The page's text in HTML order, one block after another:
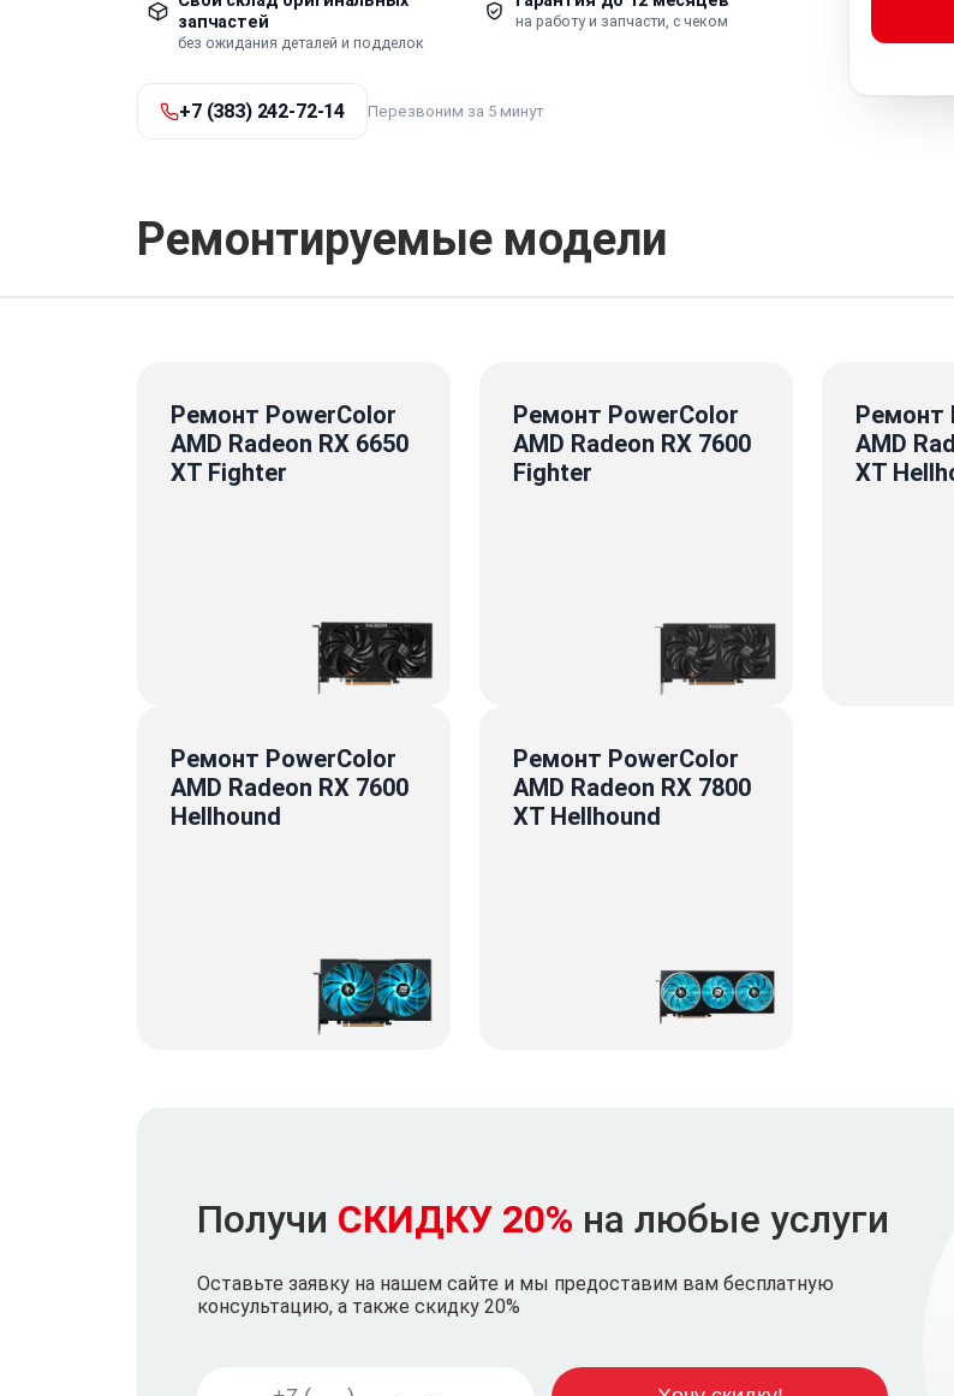
запчастей
без ожидания деталей и подделок
на работу и запчасти, с чеком
+7 (383) 242-72-14 Перезвоним за 5 минут
Ремонтируемые модели
Ремонт PowerColor
AMD Radeon RX 6650
XT Fighter
Ремонт PowerColor
AMD Radeon RX 7600
Fighter
Ремонт
AMD
XT
Ремонт PowerColor
AMD Radeon RX 7600
Hellhound
Ремонт PowerColor
AMD Radeon RX 7800
XT Hellhound
Получи СКИДКУ 20% на любые услуги
Оставьте заявку на нашем сайте и мы предоставим вам бесплатную
консультацию, а также скидку 20%